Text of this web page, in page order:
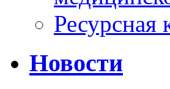
Ресурсная
Новости